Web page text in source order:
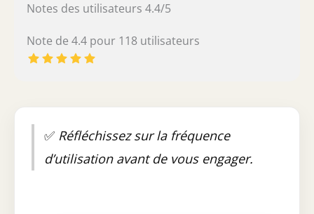
Notes des utilisateurs 4.4/5
Note de 4.4 pour 118 utilisateurs
✅ Réfléchissez sur la fréquence
d’utilisation avant de vous engager.